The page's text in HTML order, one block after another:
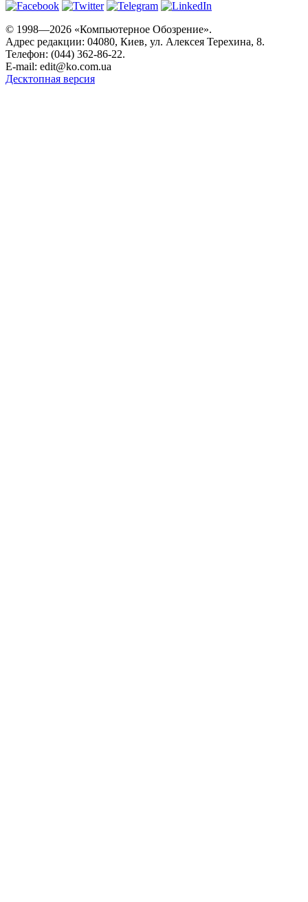
© 1998—2026 «Компьютерное Обозрение».
Адрес редакции: 04080, Киев, ул. Алексея Терехина, 8.
Телефон: (044) 362-86-22.
E-mail: edit@ko.com.ua
Десктопная версия